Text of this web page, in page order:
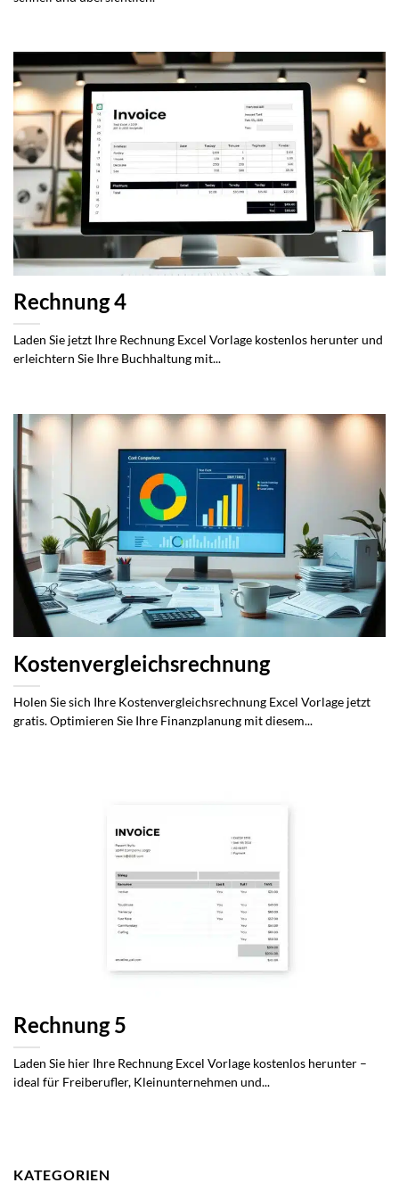
Rechnung 4
Laden Sie jetzt Ihre Rechnung Excel Vorlage kostenlos herunter und
erleichtern Sie Ihre Buchhaltung mit...
Kostenvergleichsrechnung
Holen Sie sich Ihre Kostenvergleichsrechnung Excel Vorlage jetzt
gratis. Optimieren Sie Ihre Finanzplanung mit diesem...
Rechnung 5
Laden Sie hier Ihre Rechnung Excel Vorlage kostenlos herunter –
ideal für Freiberufler, Kleinunternehmen und...
KATEGORIEN